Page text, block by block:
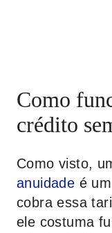
Como
crédito
Como visto,
anuidade é
cobra essa
ele costuma